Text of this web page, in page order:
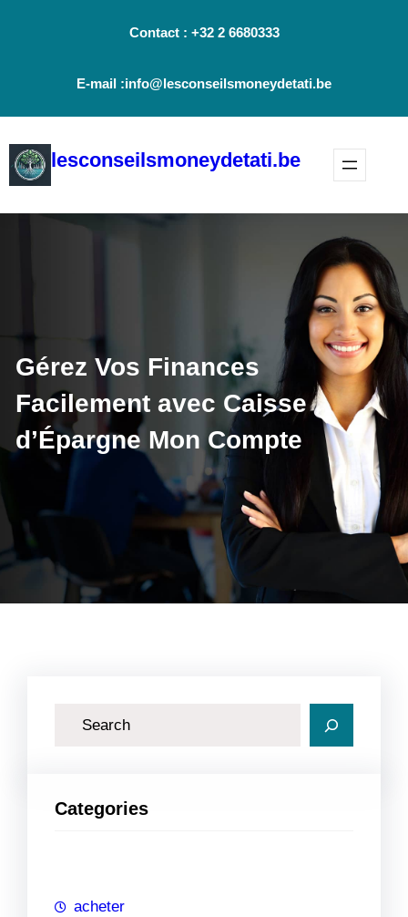
Contact : +32 2 6680333
E-mail :info@lesconseilsmoneydetati.be
lesconseilsmoneydetati.be
Gérez Vos Finances
Facilement avec Caisse
d’Épargne Mon Compte
h
Categories
acheter